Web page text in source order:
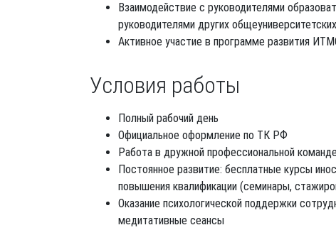
Взаимодействие с руководителями
руководителями других
Активное участие в программе развития
Условия работы
Полный рабочий день
Официальное оформление по ТК РФ
Работа в дружной профессиональной команде
Постоянное развитие: бесплатные курсы
повышения квалификации (семинары,
Оказание психологической поддержки
медитативные сеансы